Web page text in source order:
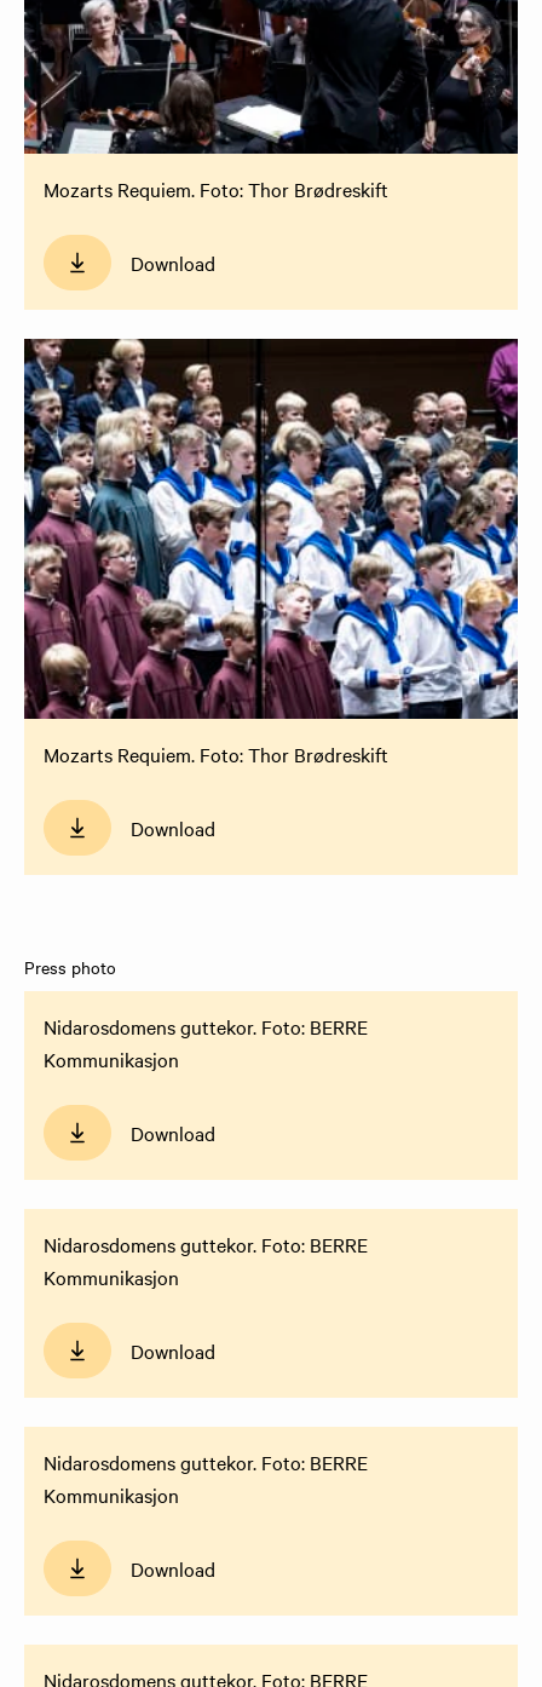
Mozarts Requiem. Foto: Thor Brødreskift
Download
Mozarts Requiem. Foto: Thor Brødreskift
Download
Press photo
Nidarosdomens guttekor. Foto: BERRE
Download